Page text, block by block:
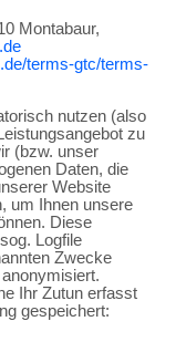
Montabaur,
terms-gtc/terms-
nutzen (also
zu
(bzw. unser
Daten, die
Website
um Ihnen unsere
Diese
Logfile
Zwecke
Ihr Zutun erfasst
gespeichert: